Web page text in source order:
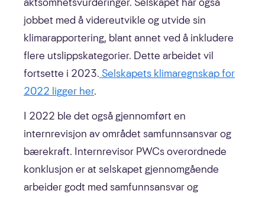
jobbet med å videreutvikle og utvide sin
klimarapportering, blant annet ved å inkludere
flere utslippskategorier. Dette arbeidet vil
fortsette i 2023. Selskapets klimaregnskap for
2022 ligger her.
I 2022 ble det også gjennomført en
internrevisjon av området samfunnsansvar og
bærekraft. Internrevisor PWCs overordnede
konklusjon er at selskapet gjennomgående
arbeider godt med samfunnsansvar og